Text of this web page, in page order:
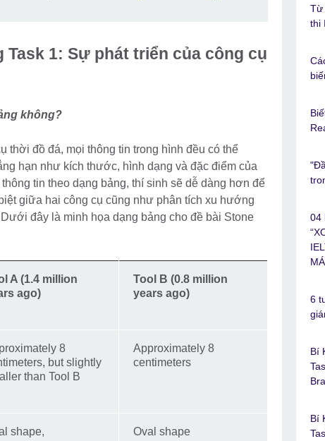
Task 1: Sự phát triển của công cụ
không?
thời đồ đá, mọi thông tin trong hình đều có thể
hạn như kích thước, hình dạng và đặc điểm của
tin theo dạng bảng, thí sinh sẽ dễ dàng hơn để
giữa hai công cụ cũng như phân tích xu hướng
đây là minh họa dạng bảng cho đề bài Stone
A (1.4 million
ago)
Tool B (0.8 million
years ago)
8
but slightly
than Tool B
Approximately 8
centimeters
shape, Oval shape
Từ
thi
04
6
Bí
Bí